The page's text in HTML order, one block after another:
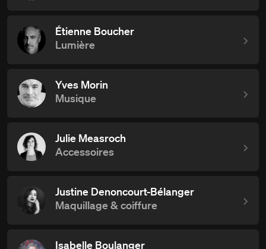
Étienne Boucher
Lumière
Yves Morin
Musique
Julie Measroch
Accessoires
Justine Denoncourt-Bélanger
Maquillage & coiffure
Isabelle Boulanger